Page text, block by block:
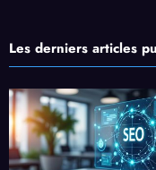
Les derniers articles